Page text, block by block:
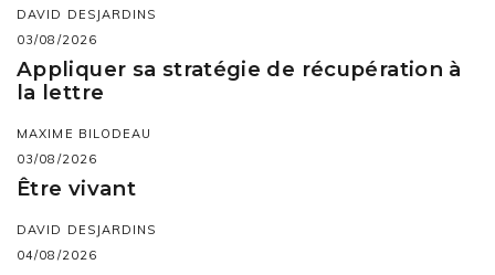
DAVID DESJARDINS
03/08/2026
Appliquer sa stratégie de récupération à
la lettre
MAXIME BILODEAU
03/08/2026
Être vivant
DAVID DESJARDINS
04/08/2026